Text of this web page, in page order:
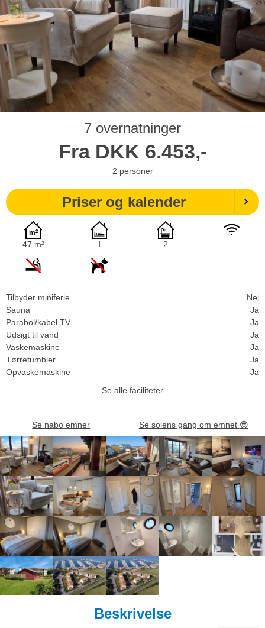
7 overnatninger
Fra DKK 6.453,-
2 personer
Priser og kalender
47 m² 1 2
Tilbyder miniferie
Nej
Sauna
Ja
Parabol/kabel TV
Ja
Udsigt til vand
Ja
Vaskemaskine
Ja
Tørretumbler
Ja
Opvaskemaskine
Ja
Se alle faciliteter
Se nabo emner Se solens gang om emnet 😎
Beskrivelse